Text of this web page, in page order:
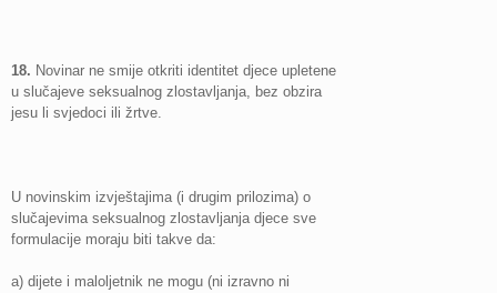
18. Novinar ne smije otkriti identitet djece upletene
u slučajeve seksualnog zlostavljanja, bez obzira
jesu li svjedoci ili žrtve.
U novinskim izvještajima (i drugim prilozima) o
slučajevima seksualnog zlostavljanja djece sve
formulacije moraju biti takve da:
a) dijete i maloljetnik ne mogu (ni izravno ni